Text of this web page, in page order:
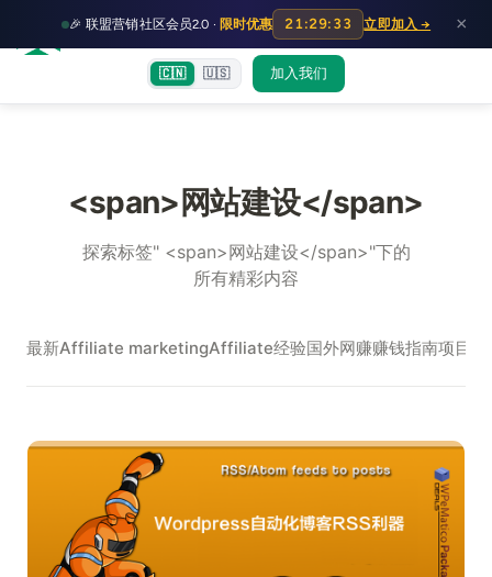
🎉 联盟营销社区会员2.0 · 限时优惠 21:29:33 立即加入 → ×
富裕者联盟 首页文章训练营
HOT
出海教程 认知偏差指南社群交流
🇨🇳 🇺🇸 加入我们
<span>网站建设</span>
探索标签" <span>网站建设</span>"下的
所有精彩内容
最新Affiliate marketingAffiliate经验国外网赚赚钱指南项目实